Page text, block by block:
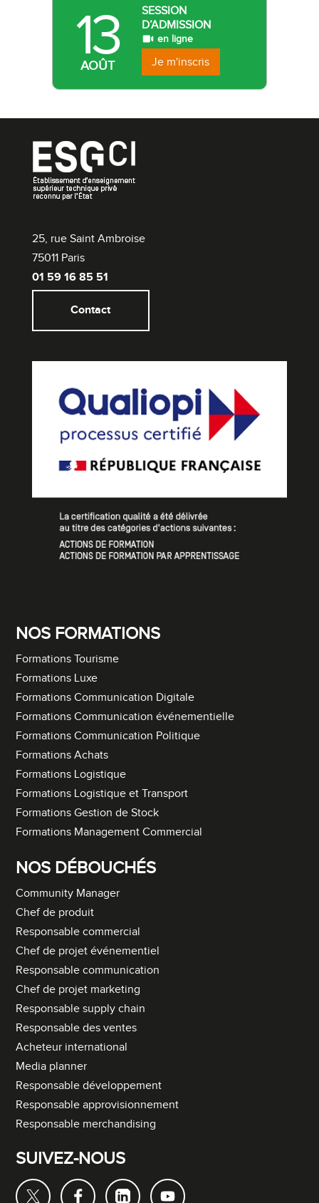
13
AOÛT
SESSION
D’ADMISSION
en ligne
Je m'inscris
25, rue Saint Ambroise
75011 Paris
01 59 16 85 51
Contact
NOS FORMATIONS
Formations Tourisme
Formations Luxe
Formations Communication Digitale
Formations Communication événementielle
Formations Communication Politique
Formations Achats
Formations Logistique
Formations Logistique et Transport
Formations Gestion de Stock
Formations Management Commercial
NOS DÉBOUCHÉS
Community Manager
Chef de produit
Responsable commercial
Chef de projet événementiel
Responsable communication
Chef de projet marketing
Responsable supply chain
Responsable des ventes
Acheteur international
Media planner
Responsable développement
Responsable approvisionnement
Responsable merchandising
SUIVEZ-NOUS